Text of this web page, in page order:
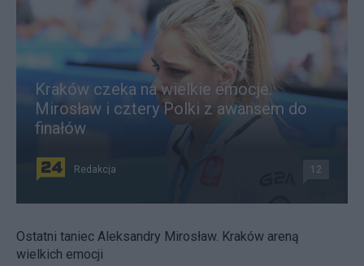
Kraków czeka na wielkie emocje.
Mirosław i cztery Polki z awansem do
finałów
Redakcja 12
Ostatni taniec Aleksandry Mirosław. Kraków areną
wielkich emocji